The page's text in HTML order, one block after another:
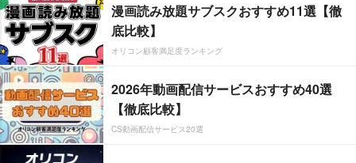
漫画読み放題サブスクおすすめ11選【徹
底比較】
オリコン顧客満足度ランキング
2026年動画配信サービスおすすめ40選
【徹底比較】
CS動画配信サービス20選